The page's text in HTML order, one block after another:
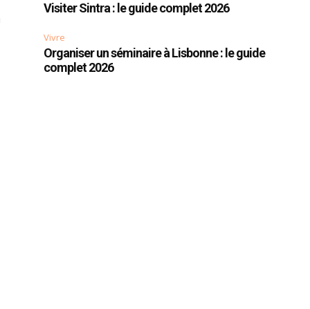
Visiter Sintra : le guide complet 2026
Vivre
Organiser un séminaire à Lisbonne : le guide
complet 2026